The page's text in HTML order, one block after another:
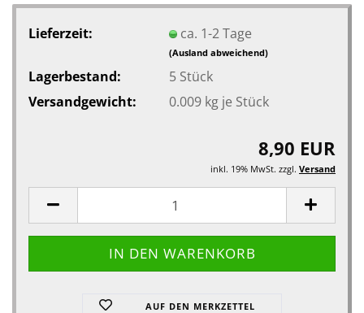
Lieferzeit: ca. 1-2 Tage
(Ausland abweichend)
Lagerbestand: 5 Stück
Versandgewicht:
0.009kg je Stück
8,90 EUR
inkl. 19% MwSt. zzgl. Versand
AUF DEN MERKZETTEL